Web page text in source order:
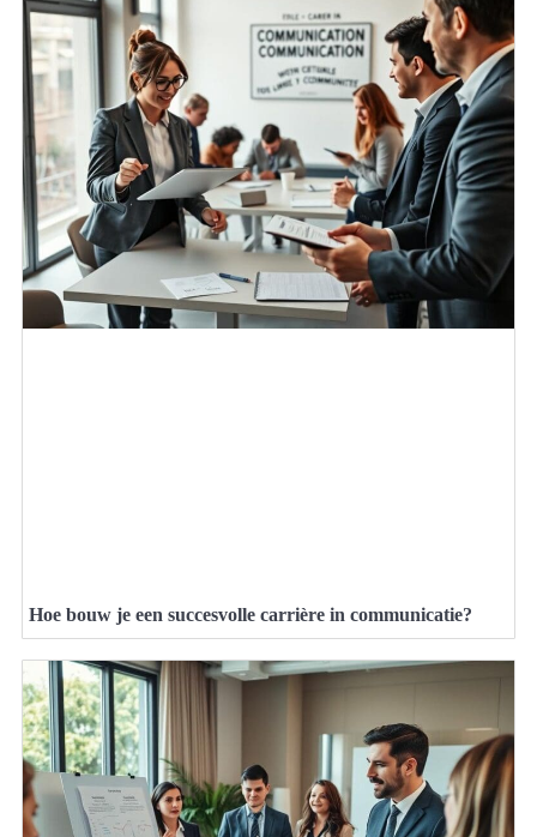
Hoe bouw je een succesvolle carrière in communicatie?